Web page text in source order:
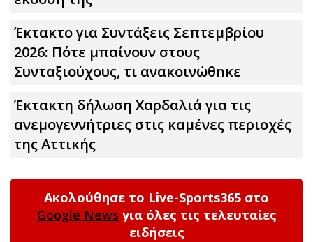
Έκτακτο για Συντάξεις Σεπτεμβρίου
2026: Πότε μπαίνουν στους
Συνταξιούχους, τι ανακοινώθnκε
Έκτακτη δήλωση Χαρδαλιά για τις
ανεμογεννήτριες στις καμένες περιοχές
της Αττικής
Ακολούθησε το Live-Sports365 στο
Google News για όλες τις τελευταίες
ειδήσεις